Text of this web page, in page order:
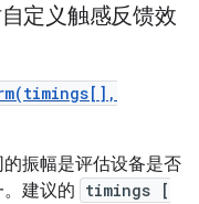
定义触感反馈效
振幅是评估设备是否
建议的 timings [